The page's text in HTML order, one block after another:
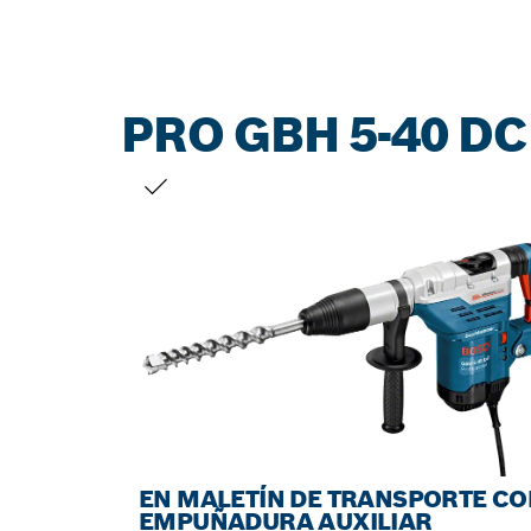
PRO GBH 5-40
EN MALETÍN DE TRANSPORTE
EMPUÑADURA AUXILIAR